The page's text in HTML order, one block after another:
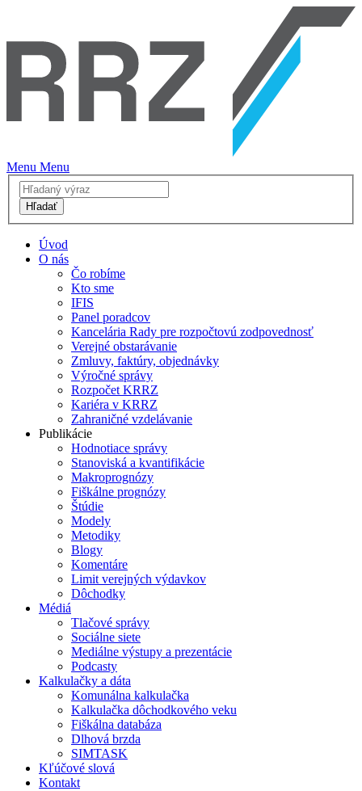
Menu Menu
Hľadať
Úvod
O nás
Čo robíme
Kto sme
IFIS
Panel poradcov
Kancelária Rady pre rozpočtovú zodpovednosť
Verejné obstarávanie
Zmluvy, faktúry, objednávky
Výročné správy
Rozpočet KRRZ
Kariéra v KRRZ
Zahraničné vzdelávanie
Publikácie
Hodnotiace správy
Stanoviská a kvantifikácie
Makroprognózy
Fiškálne prognózy
Štúdie
Modely
Metodiky
Blogy
Komentáre
Limit verejných výdavkov
Dôchodky
Médiá
Tlačové správy
Sociálne siete
Mediálne výstupy a prezentácie
Podcasty
Kalkulačky a dáta
Komunálna kalkulačka
Kalkulačka dôchodkového veku
Fiškálna databáza
Dlhová brzda
SIMTASK
Kľúčové slová
Kontakt